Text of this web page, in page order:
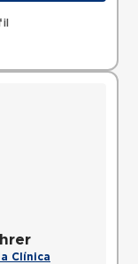
73010120 •
Clínica